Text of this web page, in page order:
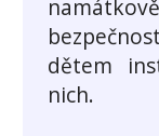
dětem
nich.